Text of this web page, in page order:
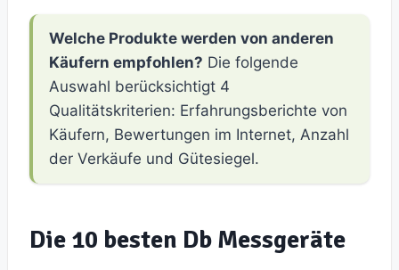
Welche Produkte werden von anderen
Käufern empfohlen? Die folgende
Auswahl berücksichtigt 4
Qualitätskriterien: Erfahrungsberichte von
Käufern, Bewertungen im Internet, Anzahl
der Verkäufe und Gütesiegel.
Die 10 besten Db Messgeräte